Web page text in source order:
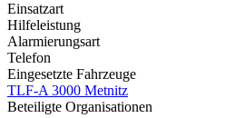
Einsatzart
Hilfeleistung
Alarmierungsart
Telefon
Eingesetzte Fahrzeuge
TLF-A 3000 Metnitz
Beteiligte Organisationen